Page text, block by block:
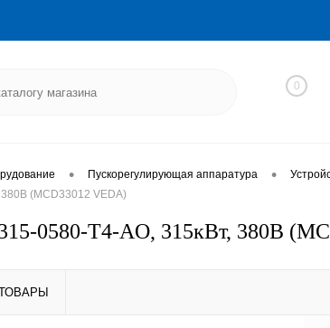
0
• Пускорегулирующая аппаратура •
(MCD33012 VEDA)
0580-T4-AO, 315кВт, 380В